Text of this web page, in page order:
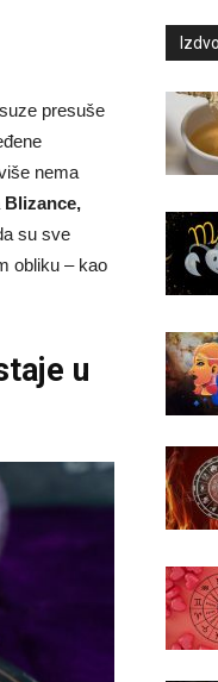
presuše
nema
Blizance,
su sve
obliku – kao
u